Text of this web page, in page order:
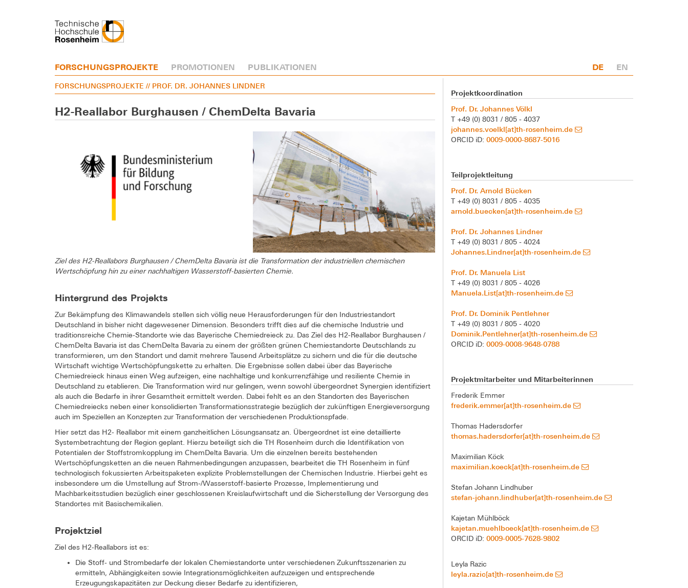
FORSCHUNGSPROJEKTE PROMOTIONEN PUBLIKATIONEN DE EN
FORSCHUNGSPROJEKTE // PROF. DR. JOHANNES LINDNER
H2-Reallabor Burghausen / ChemDelta Bavaria
Ziel des H2-Reallabors Burghausen / ChemDelta Bavaria ist die Transformation der industriellen chemischen
Wertschöpfung hin zu einer nachhaltigen Wasserstoff-basierten Chemie.
Hintergrund des Projekts
Zur Bekämpfung des Klimawandels stellen sich völlig neue Herausforderungen für den Industriestandort
Deutschland in bisher nicht dagewesener Dimension. Besonders trifft dies auf die chemische Industrie und
traditionsreiche Chemie-Standorte wie das Bayerische Chemiedreieck zu. Das Ziel des H2-Reallabor Burghausen /
ChemDelta Bavaria ist das ChemDelta Bavaria zu einem der größten grünen Chemiestandorte Deutschlands zu
transformieren, um den Standort und damit mehrere Tausend Arbeitsplätze zu sichern und die für die deutsche
Wirtschaft wichtige Wertschöpfungskette zu erhalten. Die Ergebnisse sollen dabei über das Bayerische
Chemiedreieck hinaus einen Weg aufzeigen, eine nachhaltige und konkurrenzfähige und resiliente Chemie in
Deutschland zu etablieren. Die Transformation wird nur gelingen, wenn sowohl übergeordnet Synergien identifiziert
als auch die Bedarfe in ihrer Gesamtheit ermittelt werden. Dabei fehlt es an den Standorten des Bayerischen
Chemiedreiecks neben einer konsolidierten Transformationsstrategie bezüglich der zukünftigen Energieversorgung
auch im Speziellen an Konzepten zur Transformation der verschiedenen Produktionspfade.
Hier setzt das H2- Reallabor mit einem ganzheitlichen Lösungsansatz an. Übergeordnet ist eine detaillierte
Systembetrachtung der Region geplant. Hierzu beteiligt sich die TH Rosenheim durch die Identifikation von
Potentialen der Stoffstromkopplung im ChemDelta Bavaria. Um die einzelnen bereits bestehenden
Wertschöpfungsketten an die neuen Rahmenbedingungen anzupassen, bearbeitet die TH Rosenheim in fünf
technologisch fokussierten Arbeitspaketen explizite Problemstellungen der Chemischen Industrie. Hierbei geht es
insbesondere um die Umstellung auf Strom-/Wasserstoff-basierte Prozesse, Implementierung und
Machbarkeitsstudien bezüglich einer geschlossenen Kreislaufwirtschaft und die Sicherstellung der Versorgung des
Standortes mit Basischemikalien.
Projektziel
Ziel des H2-Reallabors ist es:
Die Stoff- und Strombedarfe der lokalen Chemiestandorte unter verschiedenen Zukunftsszenarien zu
ermitteln, Abhängigkeiten sowie Integrationsmöglichkeiten aufzuzeigen und entsprechende
Erzeugungskapazitäten zur Deckung dieser Bedarfe zu identifizieren,
Projektkoordination
Prof. Dr. Johannes Völkl
T +49 (0) 8031 / 805 - 4037
johannes.voelkl[at]th-rosenheim.de
ORCID iD:0009-0000-8687-5016
Teilprojektleitung
Prof. Dr. Arnold Bücken
T +49 (0) 8031 / 805 - 4035
arnold.buecken[at]th-rosenheim.de
Prof. Dr. Johannes Lindner
T +49 (0) 8031 / 805 - 4024
Johannes.Lindner[at]th-rosenheim.de
Prof. Dr. Manuela List
T +49 (0) 8031 / 805 - 4026
Manuela.List[at]th-rosenheim.de
Prof. Dr. Dominik Pentlehner
T +49 (0) 8031 / 805 - 4020
Dominik.Pentlehner[at]th-rosenheim.de
ORCID iD:0009-0008-9648-0788
Projektmitarbeiter und Mitarbeiterinnen
Frederik Emmer
frederik.emmer[at]th-rosenheim.de
Thomas Hadersdorfer
thomas.hadersdorfer[at]th-rosenheim.de
Maximilian Köck
maximilian.koeck[at]th-rosenheim.de
Stefan Johann Lindhuber
stefan-johann.lindhuber[at]th-rosenheim.de
Kajetan Mühlböck
kajetan.muehlboeck[at]th-rosenheim.de
ORCID iD:0009-0005-7628-9802
Leyla Razic
leyla.razic[at]th-rosenheim.de